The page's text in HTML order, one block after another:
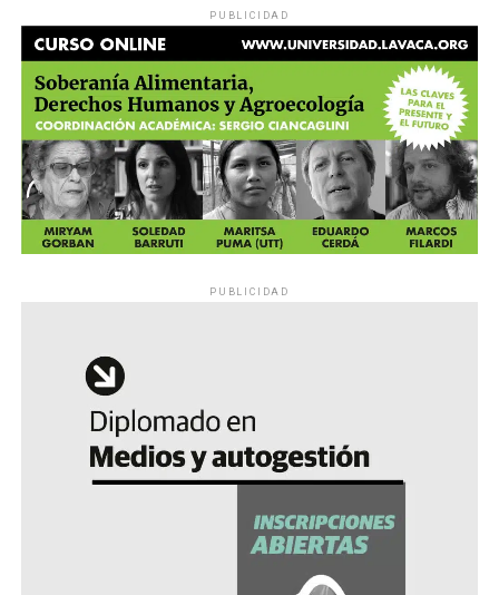
PUBLICIDAD
PUBLICIDAD